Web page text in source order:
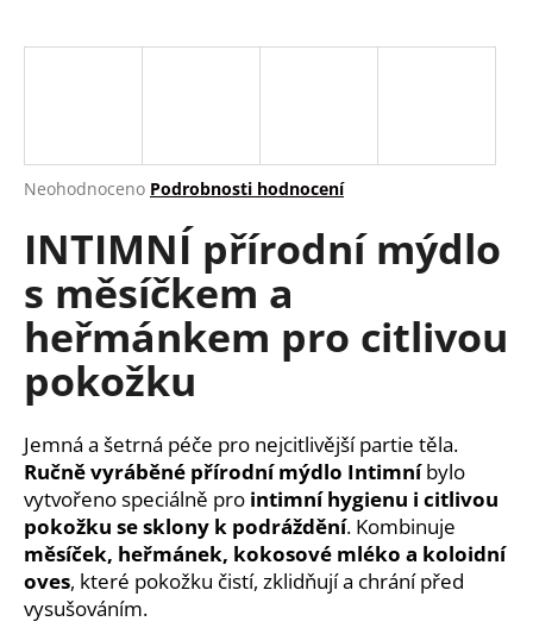
Průměrné
produktu
z
5
hvězdiček.
Neohodnoceno Podrobnosti hodnocení
INTIMNÍ přírodní mýdlo
s měsíčkem a
heřmánkem pro citlivou
pokožku
Jemná a šetrná péče pro nejcitlivější partie těla.
Ručně vyráběné přírodní mýdlo Intimníbylo
vytvořeno speciálně pro intimní hygienu i citlivou
pokožku se sklony k podráždění. Kombinuje
měsíček, heřmánek, kokosové mléko a koloidní
oves, které pokožku čistí, zklidňují a chrání před
vysušováním.
j
?
HLEDAT
D
o
p
o
r
u
č
u
j
e